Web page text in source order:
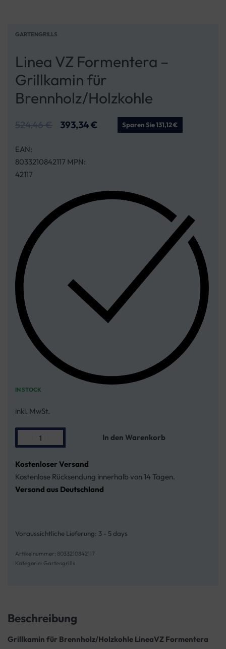
GARTENGRILLS
Linea VZ Formentera –
Grillkamin für
Brennholz/Holzkohle
524,46€ 393,34€ Sparen Sie 131,12 €
EAN:
8033210842117 MPN:
42117
IN STOCK
inkl. MwSt.
In den Warenkorb
Kostenloser Versand
Kostenlose Rücksendung innerhalb von 14 Tagen.
Versand aus Deutschland
Voraussichtliche Lieferung: 3 - 5 days
8033210842117
Kategorie: Gartengrills
Beschreibung
Grillkamin für Brennholz/Holzkohle LineaVZ Formentera